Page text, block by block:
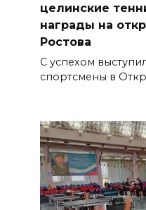
целинские
награды на
Ростова
С успехом
спортсмены в